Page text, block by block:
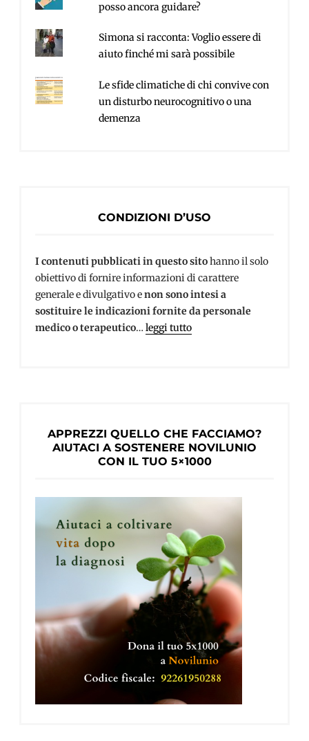
posso ancora guidare?
Simona si racconta: Voglio essere di
aiuto finché mi sarà possibile
Le sfide climatiche di chi convive con
un disturbo neurocognitivo o una
demenza
CONDIZIONI D’USO
I contenuti pubblicati in questo sitohanno il solo
obiettivo di fornire informazioni di carattere
generale e divulgativo enon sono intesi a
sostituire le indicazioni fornite da personale
medico o terapeutico… leggi tutto
APPREZZI QUELLO CHE FACCIAMO?
AIUTACI A SOSTENERE NOVILUNIO
CON IL TUO 5×1000